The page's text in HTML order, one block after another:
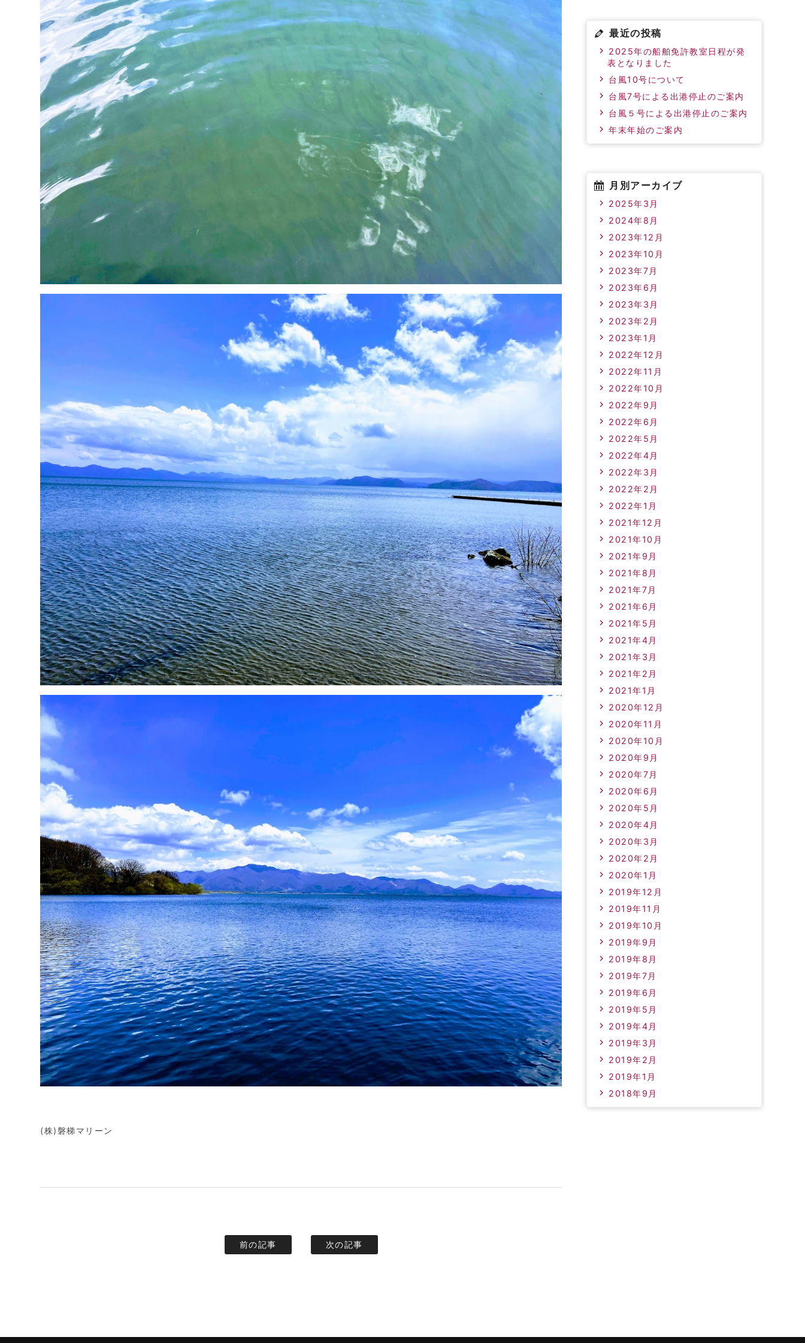
(株)磐梯マリーン
前の記事 次の記事
最近の投稿
2025年の船舶免許教室日程が発
表となりました
台風10号について
台風7号による出港停止のご案内
台風５号による出港停止のご案内
年末年始のご案内
月別アーカイブ
2025年3月
2024年8月
2023年12月
2023年10月
2023年7月
2023年6月
2023年3月
2023年2月
2023年1月
2022年12月
2022年11月
2022年10月
2022年9月
2022年6月
2022年5月
2022年4月
2022年3月
2022年2月
2022年1月
2021年12月
2021年10月
2021年9月
2021年8月
2021年7月
2021年6月
2021年5月
2021年4月
2021年3月
2021年2月
2021年1月
2020年12月
2020年11月
2020年10月
2020年9月
2020年7月
2020年6月
2020年5月
2020年4月
2020年3月
2020年2月
2020年1月
2019年12月
2019年11月
2019年10月
2019年9月
2019年8月
2019年7月
2019年6月
2019年5月
2019年4月
2019年3月
2019年2月
2019年1月
2018年9月